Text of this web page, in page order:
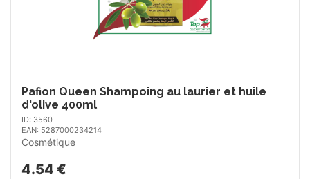
Pafion Queen Shampoing au laurier et huile
d'olive 400ml
ID: 3560
EAN: 5287000234214
Cosmétique
4.54 €